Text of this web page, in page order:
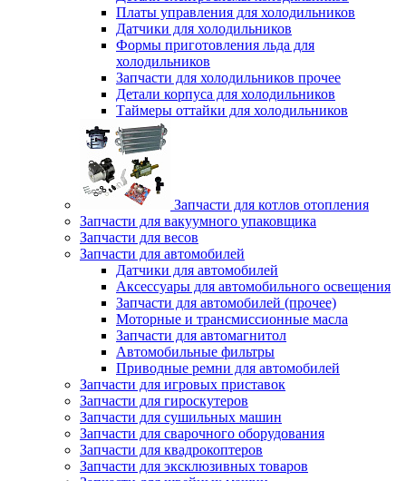
Платы управления для холодильников
Датчики для холодильников
Формы приготовления льда для
холодильников
Запчасти для холодильников прочее
Детали корпуса для холодильников
Таймеры оттайки для холодильников
Запчасти для котлов отопления
Запчасти для вакуумного упаковщика
Запчасти для весов
Запчасти для автомобилей
Датчики для автомобилей
Аксессуары для автомобильного освещения
Запчасти для автомобилей (прочее)
Моторные и трансмиссионные масла
Запчасти для автомагнитол
Автомобильные фильтры
Приводные ремни для автомобилей
Запчасти для игровых приставок
Запчасти для гироскутеров
Запчасти для сушильных машин
Запчасти для сварочного оборудования
Запчасти для квадрокоптеров
Запчасти для эксклюзивных товаров